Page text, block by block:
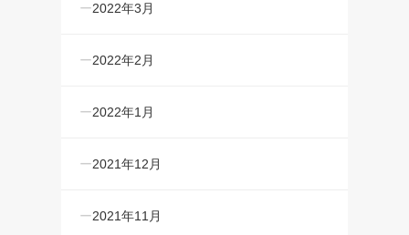
2022年3月
2022年2月
2022年1月
2021年12月
2021年11月